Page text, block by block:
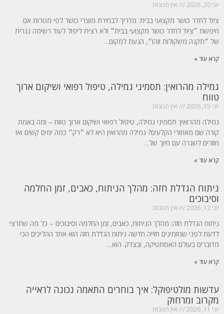
יוני 20, 2026 אין תגובות
ציוד לחדר כושר מקצועי בבית: מדריך לבחירת מוצרי כושר לפי מטרות אם
חיפשת ״ציוד לחדר כושר מקצועי בבית״ ולא רצית ליפול לעוד רשימה גנרית
של ״תקנה משקולות וזהו״, הגעת למקום…
קרא עוד »
גמילה מהרואין: תסמיני גמילה, טיפול רפואי ושיקום ארוך
טווח
יוני 15, 2026 אין תגובות
גמילה מהרואין: תסמיני גמילה, טיפול רפואי ושיקום ארוך טווח – ומה באמת
קורה שם מאחורי הקלעים? גמילה מהרואין היא לא ״רק״ כמה ימים קשים ואז
חוזרים לשגרה עם חיוך של…
קרא עוד »
ניתוח הגדלת חזה: מהלך הניתוח, כאבים, זמן החלמה
וסיבוכים
יוני 12, 2026 אין תגובות
ניתוח הגדלת חזה: מהלך הניתוח, כאבים, זמן החלמה וסיבוכים – כל מה שתרצי
לדעת לפני שמזמינים חזייה חדשה ניתוח הגדלת חזה הוא אחד ההליכים הכי
מדוברים בעולם האסתטיקה, ובצדק. הוא…
קרא עוד »
עדשות מולטיפוקל: איך בוחרים התאמה נכונה לראייה
מקרוב ומרחוק
יוני 11, 2026 אין תגובות